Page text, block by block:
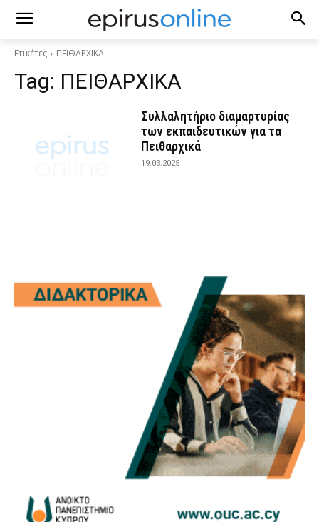
Ετικέτες ΠΕΙΘΑΡΧΙΚΑ
Tag: ΠΕΙΘΑΡΧΙΚΑ
Συλλαλητήριο διαμαρτυρίας
των εκπαιδευτικών για τα
Πειθαρχικά
19.03.2025